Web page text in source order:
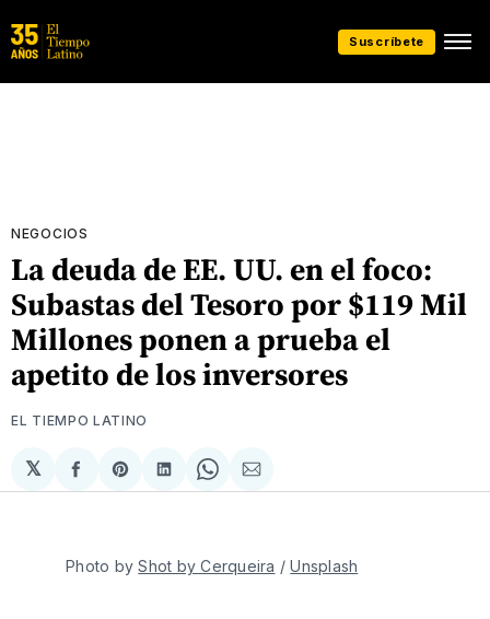
Suscríbete
NEGOCIOS
La deuda de EE. UU. en el foco:
Subastas del Tesoro por $119 Mil
Millones ponen a prueba el
apetito de los inversores
EL TIEMPO LATINO
𝕏
Compartir
en
Share
on
Compartir
en
Share
on
Compartir
via
Photo by Shot by Cerqueira / Unsplash